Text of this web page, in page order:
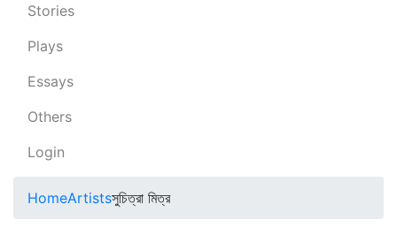
Stories
Plays
Essays
Others
Login
HomeArtistsসুচিত্রা মিত্র